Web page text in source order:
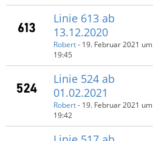
Linie 613 ab
13.12.2020
Robert- 19. Februar 2021 um
19:45
Linie 524 ab
01.02.2021
Robert- 19. Februar 2021 um
19:42